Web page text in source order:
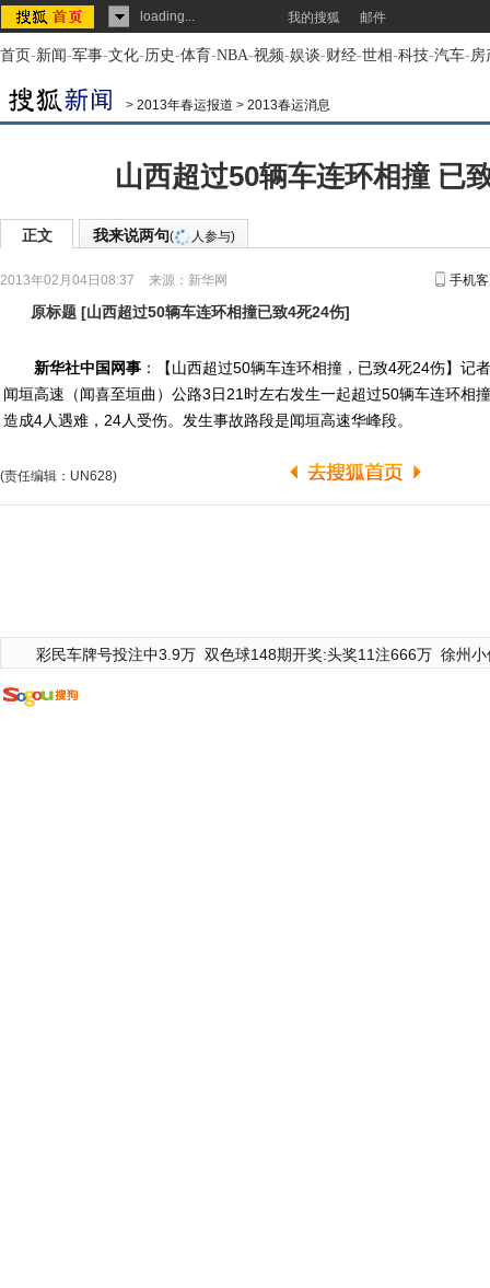
loading... 我的搜狐 邮件
首页-新闻-军事-文化-历史-体育-NBA-视频-娱谈-财经-世相-科技-汽车-房
> 2013年春运报道 > 2013春运消息
山西超过50辆车连环相撞 已
正文 我来说两句( 人参与)
2013年02月04日08:37 来源： 新华网 手机
原标题 [山西超过50辆车连环相撞已致4死24伤]
新华社中国网事 ：【山西超过50辆车连环相撞，已致4死24伤】记
闻垣高速（闻喜至垣曲）公路3日21时左右发生一起超过50辆车连环相
造成4人遇难，24人受伤。发生事故路段是闻垣高速华峰段。
(责任编辑：UN628)
彩民车牌号投注中3.9万 双色球148期开奖:头奖11注666万 徐州